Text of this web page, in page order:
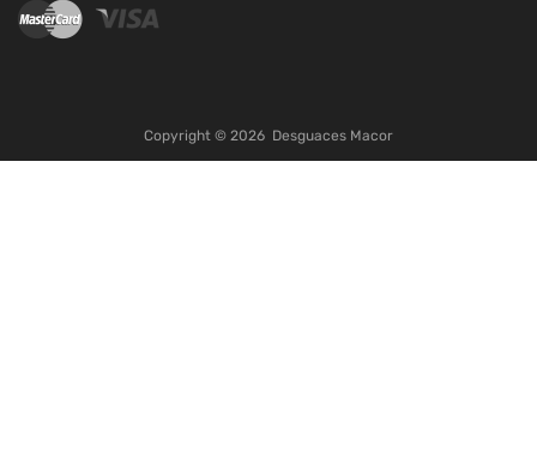
Copyright © 2026 Desguaces Macor